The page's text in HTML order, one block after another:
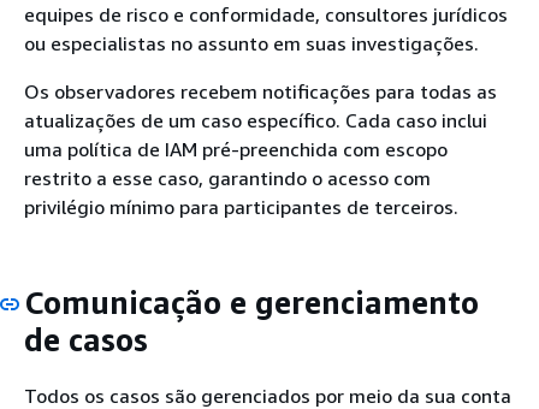
equipes de risco e conformidade, consultores jurídicos
ou especialistas no assunto em suas investigações.
Os observadores recebem notificações para todas as
atualizações de um caso específico. Cada caso inclui
uma política de IAM pré-preenchida com escopo
restrito a esse caso, garantindo o acesso com
privilégio mínimo para participantes de terceiros.
Comunicação e gerenciamento
de casos
Todos os casos são gerenciados por meio da sua conta